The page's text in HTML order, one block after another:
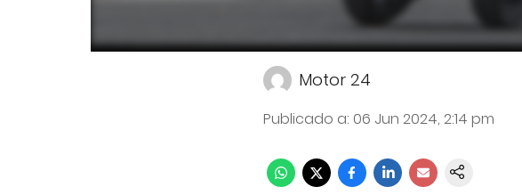
Motor 24
Publicado a: 06 Jun 2024, 2:14 pm